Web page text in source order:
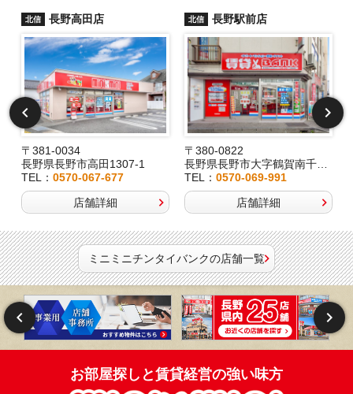
北信 長野高田店
〒381-0034
長野県長野市高田1307-1
TEL： 0570-067-677
店舗詳細
北信 長野駅前店
〒380-0822
長野県長野市大字鶴賀南千歳町826
TEL： 0570-069-991
店舗詳細
ミニミニチンタイバンクの店舗一覧
お部屋探しと賃貸経営の強い味方